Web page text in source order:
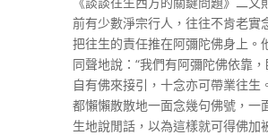
前有少數淨宗行人，往往不肯老實
把往生的責任推在阿彌陀佛身上。
同聲地說：“我們有阿彌陀佛依靠，
自有佛來接引，十念亦可帶業往生
都懶懶散散地一面念幾句佛號，一
生地說閒話，以為這樣就可得佛加